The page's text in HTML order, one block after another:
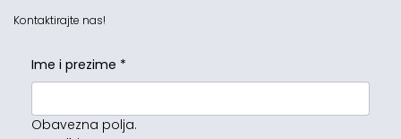
Kontaktirajte nas!
Ime i prezime *
Obavezna polja.